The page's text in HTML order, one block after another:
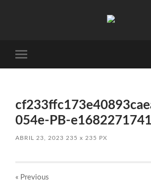
mobile
054e-PB-
ABRIL 23, 2023 235x 235 PX
« Previous